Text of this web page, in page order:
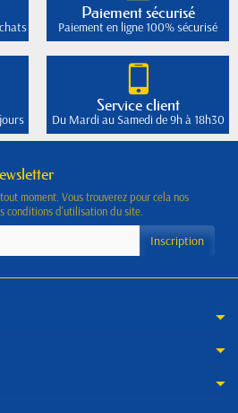
Paiement sécurisé
Paiement en ligne 100% sécurisé
Service client
Du Mardi au Samedi de 9h à 18h30
moment. Vous trouverez pour cela nos
conditions d'utilisation du site.